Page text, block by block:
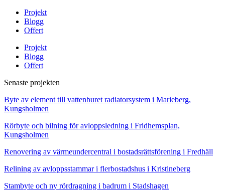
Projekt
Blogg
Offert
Projekt
Blogg
Offert
Senaste projekten
Byte av element till vattenburet radiatorsystem i Marieberg,
Kungsholmen
Rörbyte och bilning för avloppsledning i Fridhemsplan,
Kungsholmen
Renovering av värmeundercentral i bostadsrättsförening i Fredhäll
Relining av avloppsstammar i flerbostadshus i Kristineberg
Stambyte och ny rördragning i badrum i Stadshagen